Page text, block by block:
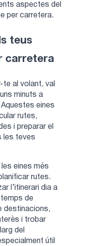
aspectes del
per carretera.
teus
carretera
te al volant, val
minuts a
Aquestes eines
rutes,
i preparar el
les teves
les eines més
rutes.
l’itinerari dia a
de
destinacions,
i trobar
del
útil